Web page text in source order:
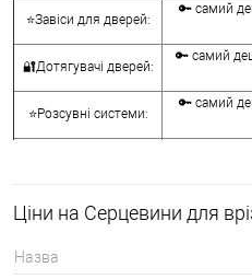
⭐Завіси для дверей:
🔑 самий
🔐Дотягувачі дверей:
🔑 самий
⭐Розсувні системи:
🔑 самий
⭐Сейфи:
🔐Домофони:
Ціни на Серцевини для
Назва